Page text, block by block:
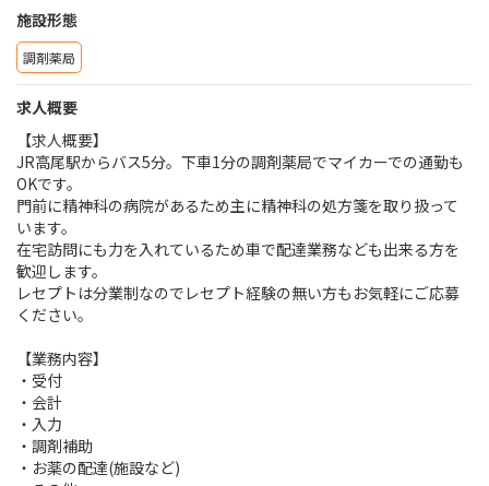
施設形態
調剤薬局
求人概要
【求人概要】
JR高尾駅からバス5分。下車1分の調剤薬局でマイカーでの通勤も
OKです。
門前に精神科の病院があるため主に精神科の処方箋を取り扱って
います。
在宅訪問にも力を入れているため車で配達業務なども出来る方を
歓迎します。
レセプトは分業制なのでレセプト経験の無い方もお気軽にご応募
ください。
【業務内容】
・受付
・会計
・入力
・調剤補助
・お薬の配達(施設など)